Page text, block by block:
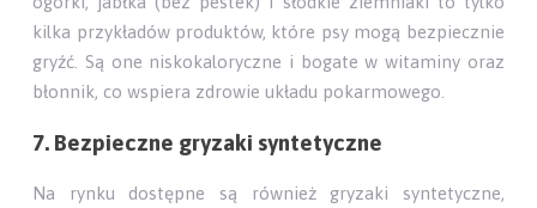
kilka przykładów produktów, które psy mogą bezpiecznie
gryźć. Są one niskokaloryczne i bogate w witaminy oraz
błonnik, co wspiera zdrowie układu pokarmowego.
7. Bezpieczne gryzaki syntetyczne
Na rynku dostępne są również gryzaki syntetyczne,